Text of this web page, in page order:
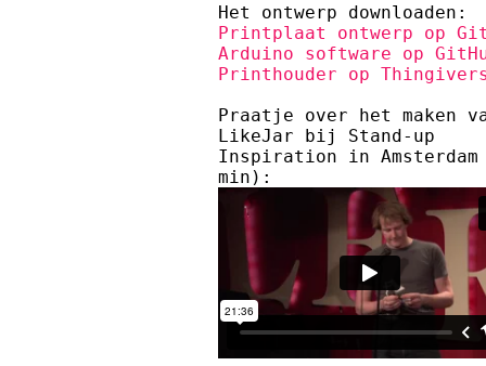
Het ontwerp downloaden:
Printplaat ontwerp op
Arduino software op
Printhouder op
Praatje over het maken
LikeJar bij Stand-up
Inspiration in Amsterdam
min):